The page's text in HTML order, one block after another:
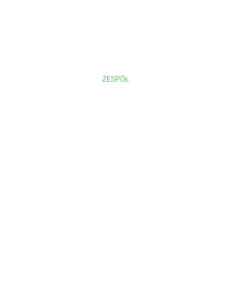
ZESPÓŁ